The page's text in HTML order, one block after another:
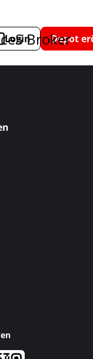
S Broker
Login Depot